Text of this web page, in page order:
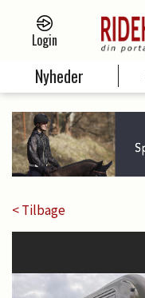
Login
Nyheder
< Tilbage